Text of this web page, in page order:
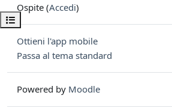
Apri indice del corso
Ospite (Accedi)
Ottieni l'app mobile
Passa al tema standard
Powered by Moodle